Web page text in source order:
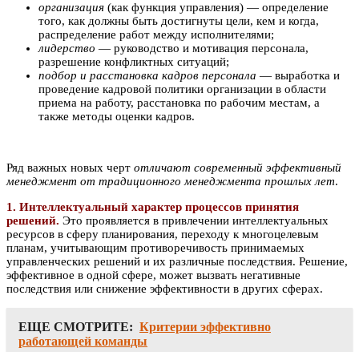
организация (как функция управления) — определение
того, как должны быть достигнуты цели, кем и когда,
распределение работ между исполнителями;
лидерство — руководство и мотивация персонала,
разрешение конфликтных ситуаций;
подбор и расстановка кадров персонала — выработка и
проведение кадровой политики организации в области
приема на работу, расстановка по рабочим местам, а
также методы оценки кадров.
Ряд важных новых черт отличают современный эффективный
менеджмент от традиционного менеджмента прошлых лет.
1. Интеллектуальный характер процессов принятия
решений. Это проявляется в привлечении интеллектуальных
ресурсов в сферу планирования, переходу к многоцелевым
планам, учитывающим противоречивость принимаемых
управленческих решений и их различные последствия. Решение,
эффективное в одной сфере, может вызвать негативные
последствия или снижение эффективности в других сферах.
ЕЩЕ СМОТРИТЕ: Критерии эффективно
работающей команды